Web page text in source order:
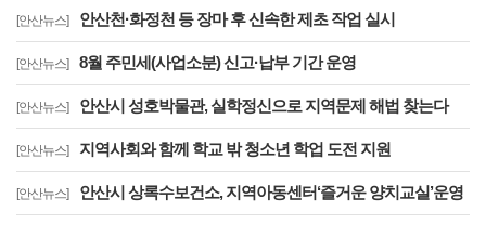
[안산뉴스] 안산천·화정천 등 장마 후 신속한 제초 작업 실시
[안산뉴스] 8월 주민세(사업소분) 신고·납부 기간 운영
[안산뉴스] 안산시 성호박물관, 실학정신으로 지역문제 해법 찾는다
[안산뉴스] 지역사회와 함께 학교 밖 청소년 학업 도전 지원
[안산뉴스] 안산시 상록수보건소, 지역아동센터‘즐거운 양치교실’운영